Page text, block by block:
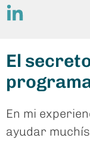
El
En mi
ayudar